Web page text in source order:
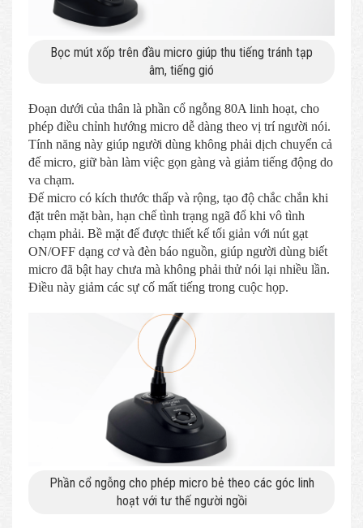
Bọc mút xốp trên đầu micro giúp thu tiếng tránh tạp
âm, tiếng gió
Đoạn dưới của thân là phần cổ ngỗng 80A linh hoạt, cho
phép điều chỉnh hướng micro dễ dàng theo vị trí người nói.
Tính năng này giúp người dùng không phải dịch chuyển cả
đế micro, giữ bàn làm việc gọn gàng và giảm tiếng động do
va chạm.
Đế micro có kích thước thấp và rộng, tạo độ chắc chắn khi
đặt trên mặt bàn, hạn chế tình trạng ngã đổ khi vô tình
chạm phải. Bề mặt đế được thiết kế tối giản với nút gạt
ON/OFF dạng cơ và đèn báo nguồn, giúp người dùng biết
micro đã bật hay chưa mà không phải thử nói lại nhiều lần.
Điều này giảm các sự cố mất tiếng trong cuộc họp.
Phần cổ ngỗng cho phép micro bẻ theo các góc linh
hoạt với tư thế người ngồi